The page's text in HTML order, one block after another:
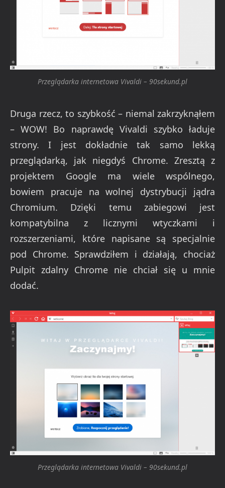
Przeglądarka internetowa Vivaldi – 90sekund.pl
Druga rzecz, to szybkość – niemal zakrzyknąłem
– WOW! Bo naprawdę Vivaldi szybko ładuje
strony. I jest dokładnie tak samo lekką
przeglądarką, jak niegdyś Chrome. Zresztą z
projektem Google ma wiele wspólnego,
bowiem pracuje na wolnej dystrybucji jądra
Chromium. Dzięki temu zabiegowi jest
kompatybilna z licznymi wtyczkami i
rozszerzeniami, które napisane są specjalnie
pod Chrome. Sprawdziłem i działają, chociaż
Pulpit zdalny Chrome nie chciał się u mnie
dodać.
Przeglądarka internetowa Vivaldi – 90sekund.pl